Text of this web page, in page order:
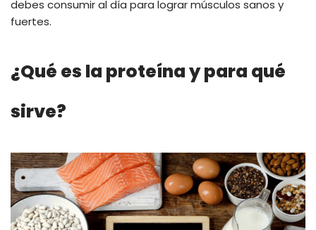
debes consumir al día para lograr músculos sanos y
fuertes.
¿Qué es la proteína y para qué
sirve?